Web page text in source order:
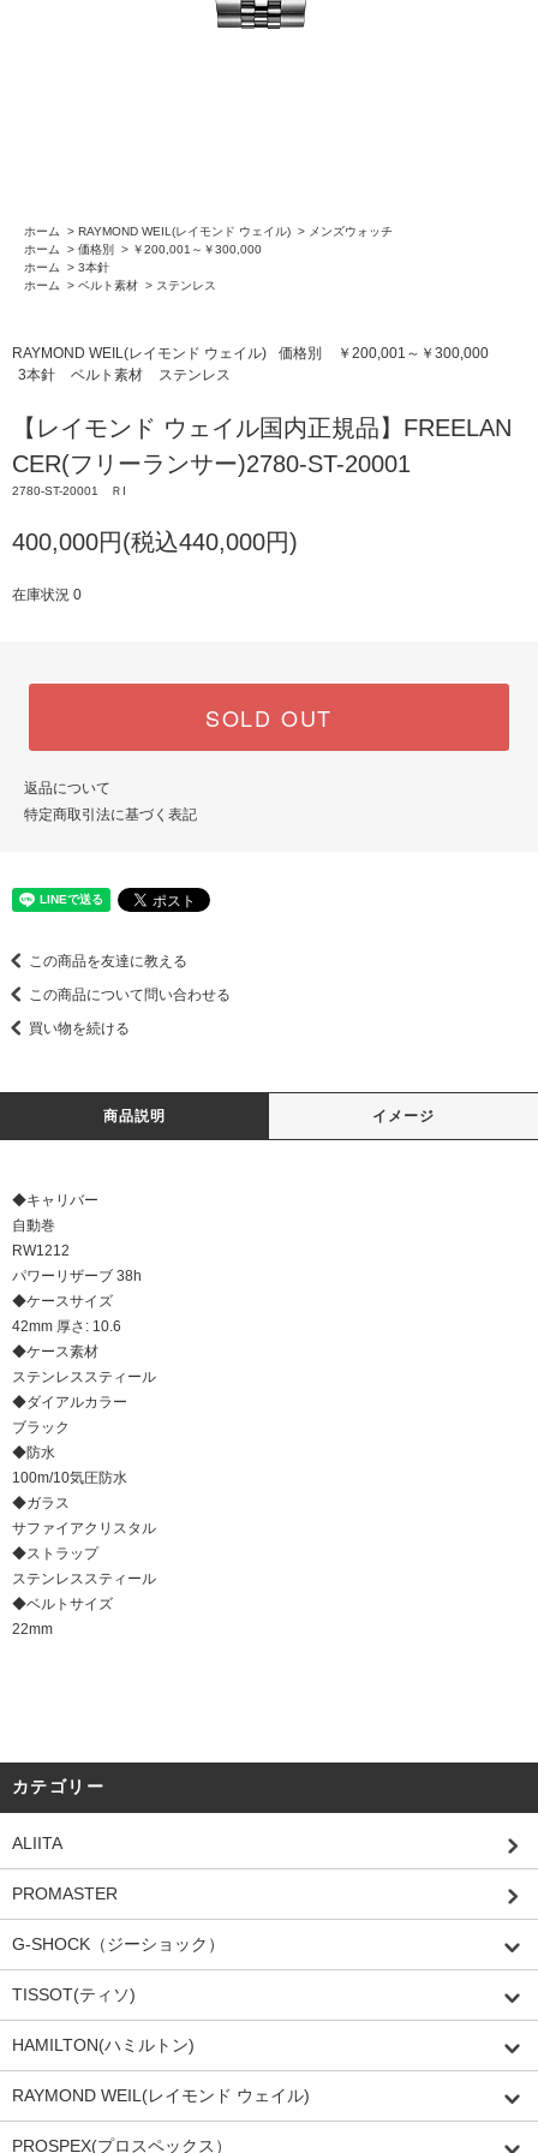
ホーム > RAYMOND WEIL(レイモンド ウェイル) > メンズウォッチ
ホーム
> 価格別 > ￥200,001～￥300,000
ホーム
> 3本針
ホーム
> ベルト素材 > ステンレス
RAYMOND WEIL(レイモンド ウェイル) 価格別
￥200,001～￥300,000
3本針
ベルト素材 ステンレス
【レイモンド ウェイル国内正規品】FREELAN
CER(フリーランサー)2780-ST-20001
2780-ST-20001 ＲI
400,000円(税込440,000円)
在庫状況 0
SOLD OUT
返品について
特定商取引法に基づく表記
この商品を友達に教える
この商品について問い合わせる
買い物を続ける
商品説明 イメージ
◆キャリバー
自動巻
RW1212
パワーリザーブ 38h
◆ケースサイズ
42mm 厚さ: 10.6
◆ケース素材
ステンレススティール
◆ダイアルカラー
ブラック
◆防水
100m/10気圧防水
◆ガラス
サファイアクリスタル
◆ストラップ
ステンレススティール
◆ベルトサイズ
22mm
カテゴリー
ALIITA
PROMASTER
G-SHOCK（ジーショック）
TISSOT(ティソ)
HAMILTON(ハミルトン)
RAYMOND WEIL(レイモンド ウェイル)
PROSPEX(プロスペックス）